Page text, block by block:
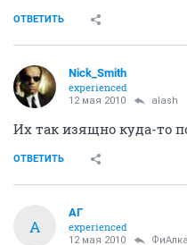
ОТВЕТИТЬ
Nick_Smith
experienced
12 мая 2010 alash
Их так изящно куда-то
ОТВЕТИТЬ
А
АГ
experienced
12 мая 2010 ФиАлка